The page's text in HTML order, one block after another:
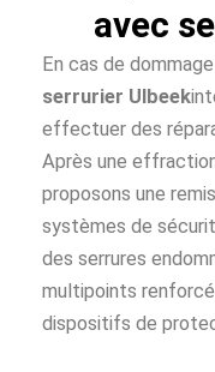
avec
En cas de
serrurier Ulbeek
effectuer des
Après une
proposons une
systèmes de
des serrures
multipoints
dispositifs de